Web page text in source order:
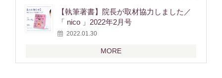
【執筆著書】院長が取材協力しました／
「 nico 」2022年2月号
2022.01.30
MORE